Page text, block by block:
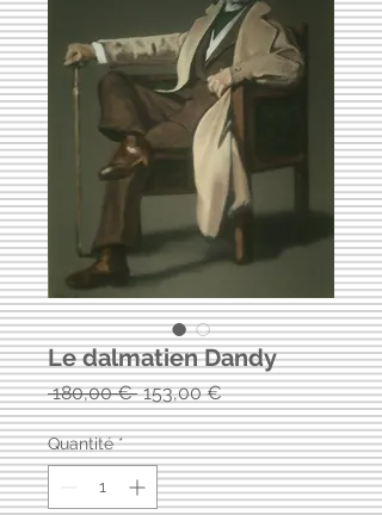
Le dalmatien Dandy
180,00 € Prix
original
153,00 €Prix
promotionnel
Quantité *